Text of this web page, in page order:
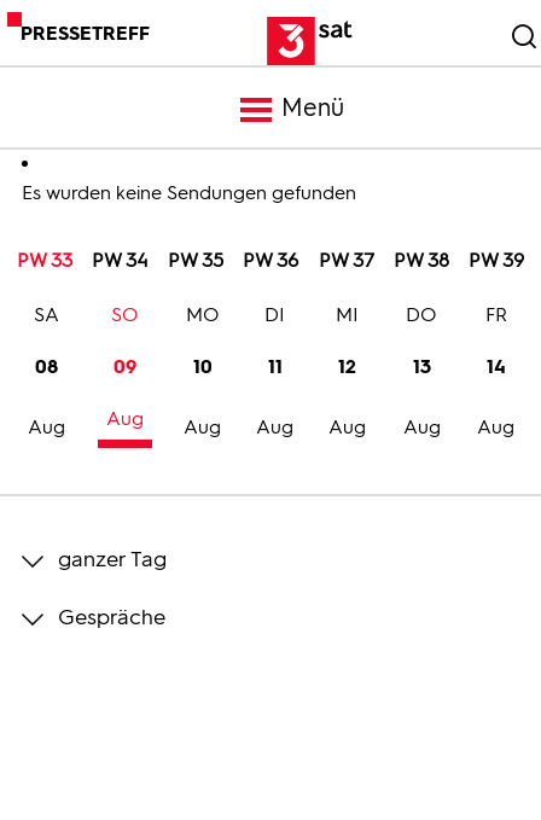
PRESSETREFF
Menü
Meldungen
Programm
Trailer
Bilder
Es wurden keine Sendungen gefunden
PW 33 PW 34 PW 35 PW 36 PW 37 PW 38 PW 39
08
Aug
SA
09
Aug
SO
10
Aug
MO
11
Aug
DI
12
Aug
MI
13
Aug
DO
14
Aug
FR
ganzer Tag
Gespräche